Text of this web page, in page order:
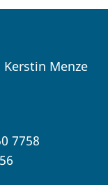
Kerstin Menze
7758